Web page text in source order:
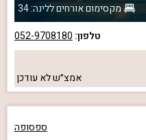
מקסימום אורחים ללינה: 34
טלפון: 052-9708180
אמצ״שלא עודכן
ספסופה